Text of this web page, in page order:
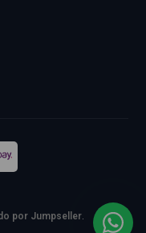
por Jumpseller.